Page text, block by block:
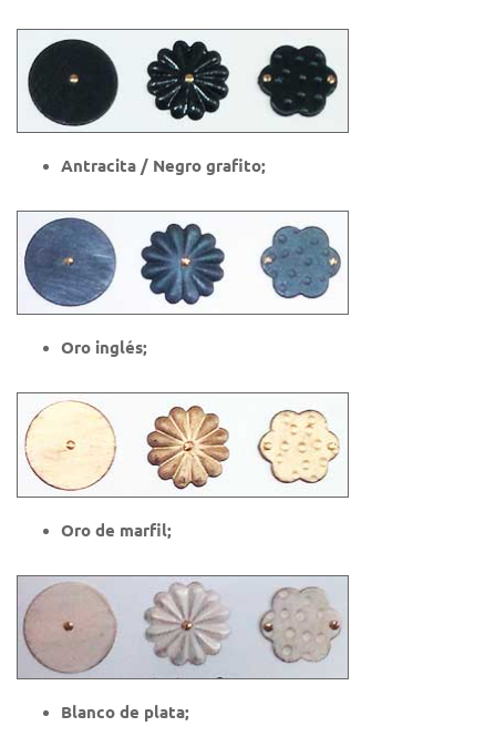
Antracita / Negro grafito;
Oro inglés;
Oro de marfil;
Blanco de plata;